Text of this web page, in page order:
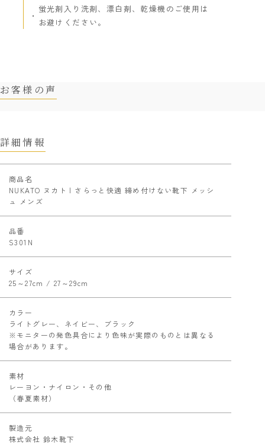
蛍光剤入り洗剤、漂白剤、乾燥機のご使用は
お避けください。
お客様の声
詳細情報
商品名
NUKATO ヌカト | さらっと快適 締め付けない靴下 メッシ
ュ メンズ
品番
S301N
サイズ
25～27cm / 27～29cm
カラー
ライトグレー、ネイビー、ブラック
※モニターの発色具合により色味が実際のものとは異なる
場合があります。
素材
レーヨン・ナイロン・その他
（春夏素材）
製造元
株式会社 鈴木靴下